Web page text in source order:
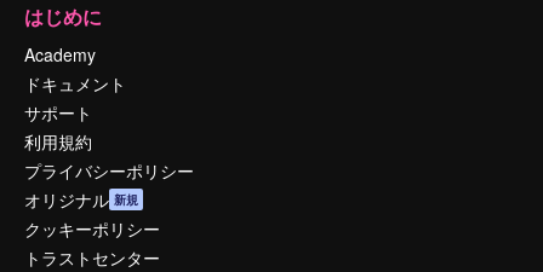
はじめに
Academy
ドキュメント
サポート
利用規約
プライバシーポリシー
オリジナル 新規
クッキーポリシー
トラストセンター